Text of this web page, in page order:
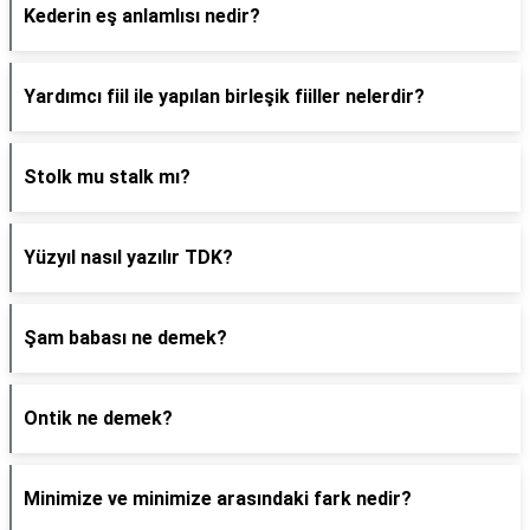
Kederin eş anlamlısı nedir?
Yardımcı fiil ile yapılan birleşik fiiller nelerdir?
Stolk mu stalk mı?
Yüzyıl nasıl yazılır TDK?
Şam babası ne demek?
Ontik ne demek?
Minimize ve minimize arasındaki fark nedir?